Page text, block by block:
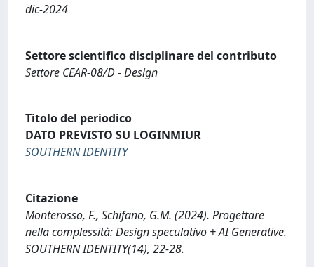
dic-2024
Settore scientifico disciplinare del contributo
Settore CEAR-08/D - Design
Titolo del periodico
DATO PREVISTO SU LOGINMIUR
SOUTHERN IDENTITY
Citazione
Monterosso, F., Schifano, G.M. (2024). Progettare
nella complessità: Design speculativo + AI Generative.
SOUTHERN IDENTITY(14), 22-28.